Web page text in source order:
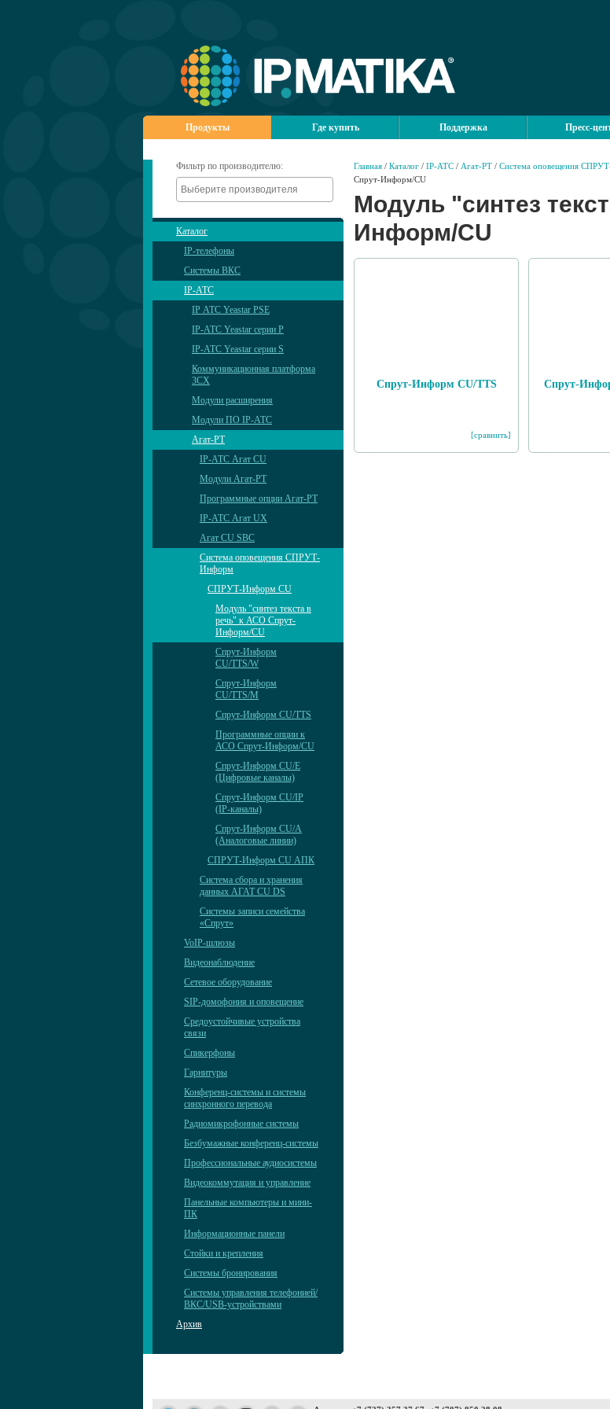
Продукты Где купить Поддержка Пресс-
Фильтр по производителю:
Каталог
IP-телефоны
Системы ВКС
IP-АТС
IP АТС Yeastar PSE
IP-АТС Yeastar серии P
IP-АТС Yeastar серии S
Коммуникационная платформа
3CX
Модули расширения
Модули ПО IP-АТС
Агат-РТ
IP-АТС Агат CU
Модули Агат-РТ
Программные опции Агат-РТ
IP-АТС Агат UX
Агат CU SBC
Система оповещения СПРУТ-
Информ
СПРУТ-Информ CU
Модуль "синтез текста в
речь" к АСО Спрут-
Информ/CU
Спрут-Информ
CU/TTS/W
Спрут-Информ
CU/TTS/M
Спрут-Информ CU/TTS
Программные опции к
АСО Спрут-Информ/CU
Спрут-Информ CU/E
(Цифровые каналы)
Спрут-Информ CU/IP
(IP-каналы)
Спрут-Информ CU/А
(Аналоговые линии)
СПРУТ-Информ CU АПК
Система сбора и хранения
данных АГАТ CU DS
Системы записи семейства
«Спрут»
VoIP-шлюзы
Видеонаблюдение
Сетевое оборудование
SIP-домофония и оповещение
Средоустойчивые устройства
связи
Спикерфоны
Гарнитуры
Конференц-системы и системы
синхронного перевода
Радиомикрофонные системы
Безбумажные конференц-системы
Профессиональные аудиосистемы
Видеокоммутация и управление
Панельные компьютеры и мини-
ПК
Информационные панели
Стойки и крепления
Системы бронирования
Системы управления телефонией/
ВКС/USB-устройствами
Архив
Главная / Каталог / IP-АТС / Агат-РТ / Система оповещения
Спрут-Информ/CU
Модуль "синтез
Информ/CU
Спрут-Информ CU/TTS
[сравнить]
Спрут-